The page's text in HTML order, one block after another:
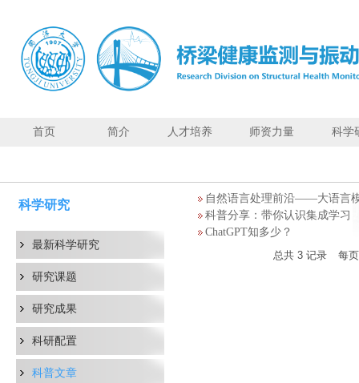
首页 简介 人才培养 师资力量
科学
文
科学研究
最新科学研究
研究课题
研究成果
科研配置
科普文章
自然语言处理前沿——大语言
科普分享：带你认识集成学习
ChatGPT知多少？
每
总共 3 记录